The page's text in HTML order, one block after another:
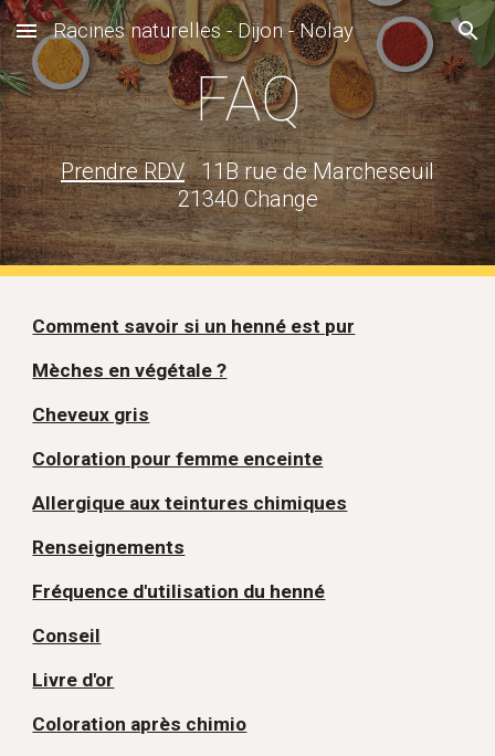
Skip to main content Skip to navigation
Racines naturelles - Dijon - Nolay
FAQ
Prendre RDV11B rue de Marcheseuil
21340 Change
Comment savoir si un henné est pur
Mèches en végétale ?
Cheveux gris
Coloration pour femme enceinte
Allergique aux teintures chimiques
Renseignements
Fréquence d'utilisation du henné
Conseil
Livre d'or
Coloration après chimio